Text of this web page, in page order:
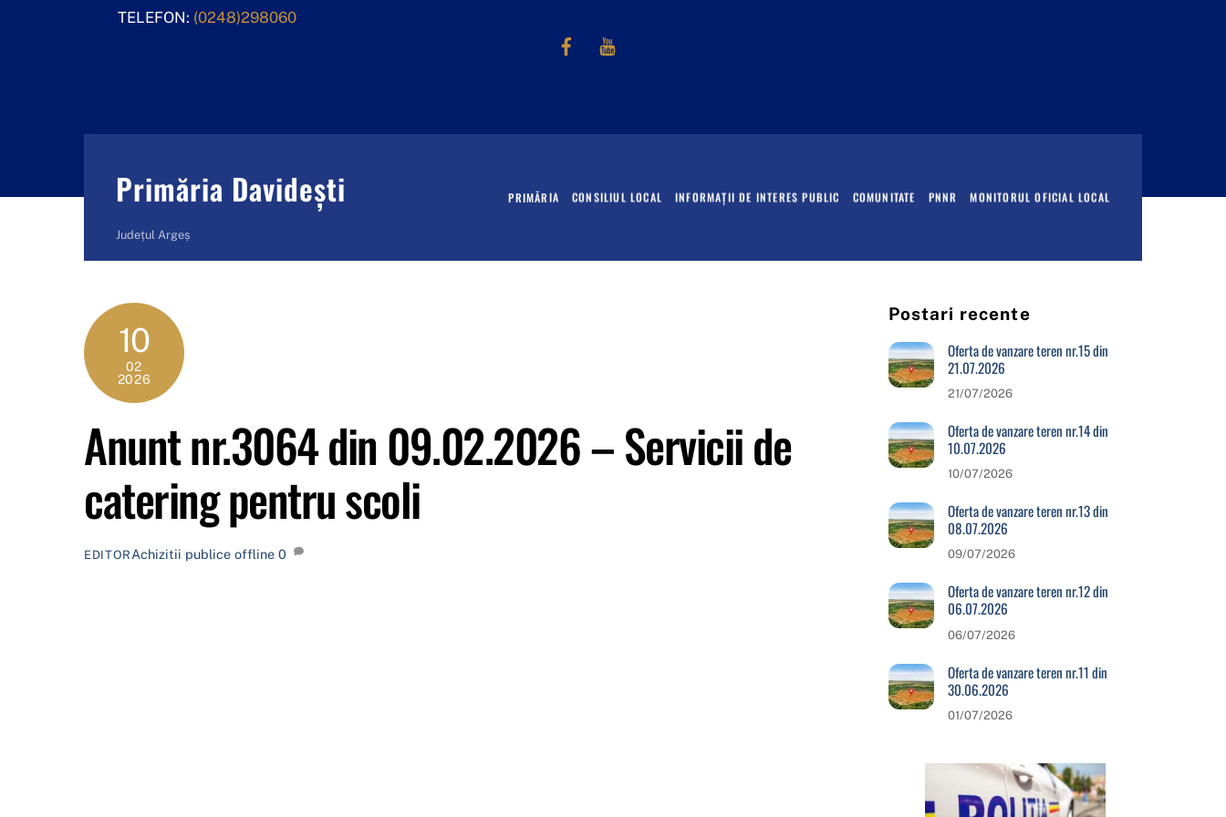
TELEFON: (0248)298060
Facebook
Primăria Davidești
Județul Argeș
PRIMĂRIA CONSILIUL LOCAL INFORMAȚII DE INTERES PUBLIC COMUNITATE PNNR MONITORUL OFICIAL LOCAL
10
02
2026
Anunt nr.3064 din 09.02.2026 – Servicii de
catering pentru scoli
EDITOR Achizitii publice offline 0
Postari recente
Oferta de vanzare teren nr.15 din
21.07.2026
21/07/2026
Oferta de vanzare teren nr.14 din
10.07.2026
10/07/2026
Oferta de vanzare teren nr.13 din
08.07.2026
09/07/2026
Oferta de vanzare teren nr.12 din
06.07.2026
06/07/2026
Oferta de vanzare teren nr.11 din
30.06.2026
01/07/2026